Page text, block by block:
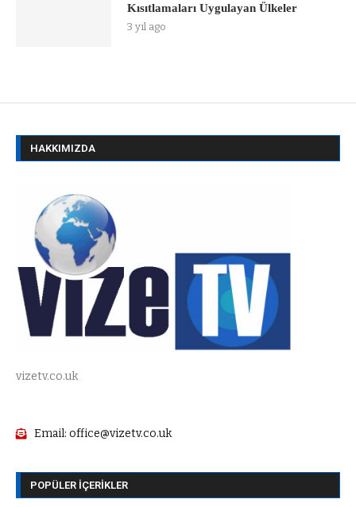
Kısıtlamaları Uygulayan Ülkeler
3 yıl ago
HAKKIMIZDA
vizetv.co.uk
Email: office@vizetv.co.uk
POPÜLER İÇERIKLER